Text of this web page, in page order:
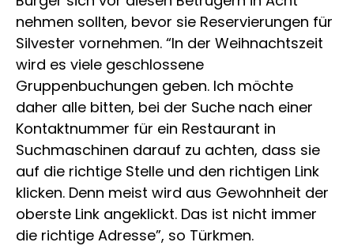
nehmen sollten, bevor sie Reservierungen für
Silvester vornehmen. “In der Weihnachtszeit
wird es viele geschlossene
Gruppenbuchungen geben. Ich möchte
daher alle bitten, bei der Suche nach einer
Kontaktnummer für ein Restaurant in
Suchmaschinen darauf zu achten, dass sie
auf die richtige Stelle und den richtigen Link
klicken. Denn meist wird aus Gewohnheit der
oberste Link angeklickt. Das ist nicht immer
die richtige Adresse”, so Türkmen.